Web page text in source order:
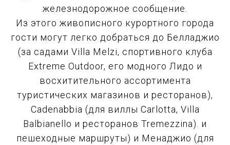
железнодорожное сообщение.
Из этого живописного курортного города
гости могут легко добраться до Белладжио
(за садами Villa Melzi, спортивного клуба
Extreme Outdoor, его модного Лидо и
восхитительного ассортимента
туристических магазинов и ресторанов),
Cadenabbia (для виллы Carlotta, Villa
Balbianello и ресторанов Tremezzina). и
пешеходные маршруты) и Менаджио (для